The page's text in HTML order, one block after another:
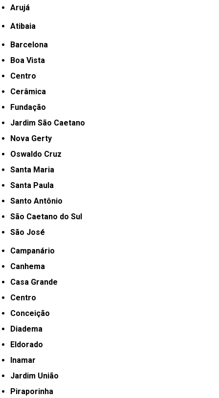
Arujá
Atibaia
Barcelona
Boa Vista
Centro
Cerâmica
Fundação
Jardim São Caetano
Nova Gerty
Oswaldo Cruz
Santa Maria
Santa Paula
Santo Antônio
São Caetano do Sul
São José
Campanário
Canhema
Casa Grande
Centro
Conceição
Diadema
Eldorado
Inamar
Jardim União
Piraporinha